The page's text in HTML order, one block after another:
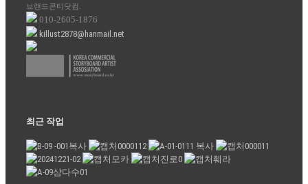
브랜드콘티닷컴.
010-2605-1876
killust2878@hanmail.net
최근 작업